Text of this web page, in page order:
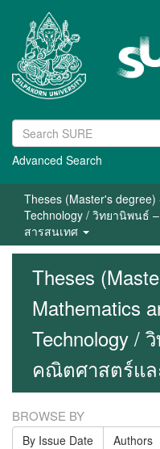
Advanced Search
Theses (Master's
Technology / วิทยานิพนธ์
สารสนเทศ
Theses
Mathematics
Technology /
คณิตศาสตร์แล
BROWSE BY
By Issue Date Authors